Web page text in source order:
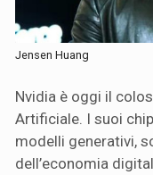
Jensen Huang
Nvidia è oggi il
Artificiale. I suoi
modelli generativi,
dell’economia